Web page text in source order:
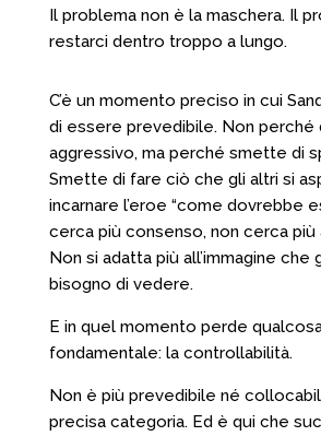
Il problema non è la maschera. Il
restarci dentro troppo a lungo.
C’è un momento preciso in cui
di essere prevedibile. Non perché
aggressivo, ma perché smette di
Smette di fare ciò che gli altri si
incarnare l’eroe “come dovrebbe
cerca più consenso, non cerca più
Non si adatta più all’immagine che
bisogno di vedere.
E in quel momento perde
fondamentale: la controllabilità.
Non è più prevedibile né
precisa categoria. Ed è qui che